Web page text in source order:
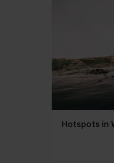
Hotspots in